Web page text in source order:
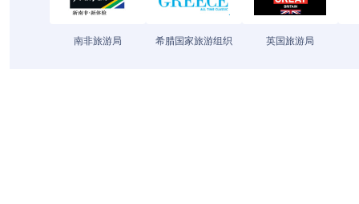
南非旅游局 希腊国家旅游组织 英国旅游局